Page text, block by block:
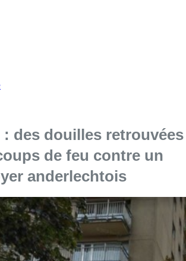
des douilles retrouvées
de feu contre un
anderlechtois